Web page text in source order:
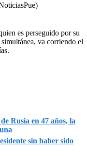
es perseguido por su
va corriendo el
Rusia en 47 años, la
sin haber sido